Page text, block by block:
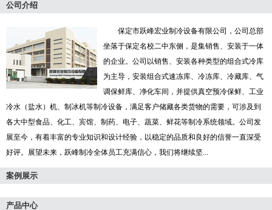
公司介绍
保定市跃峰宏业制冷设备有限公司，公司总部
坐落于保定名校二中东侧，是集销售、安装于一体
的企业。公司以销售、安装各种类型的组合式冷库
为主导，安装组合式速冻库、冷冻库、冷藏库、气
调保鲜库、净化车间，并提供真空预冷保鲜、工业
冷水（盐水）机、制冰机等制冷设备，满足客户储藏各类货物的需要，可涉及到
各大中型食品、化工、宾馆、制药、电子、蔬菜、鲜花等制冷系统领域。公司发
展至今，有着丰富的专业知识和设计经验，以稳定的品质和良好的信誉一直深受
好评。展望未来，跃峰制冷全体员工充满信心，我们将继续坚...
案例展示
产品中心